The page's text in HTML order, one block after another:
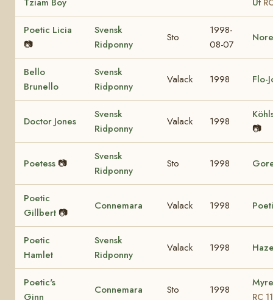
Poetic Licia
📷
Svensk
Ridponny
Sto
1998-
08-07
Bello
Brunello
Svensk
Ridponny
Valack 1998 Flo-
Doctor Jones
Svensk
Ridponny
Valack 1998
📷
Poetess 📷
Svensk
Ridponny
Sto 1998
Poetic
Gillbert 📷
Connemara Valack 1998
Poetic
Hamlet
Svensk
Ridponny
Valack 1998
Poetic's
Ginn
Connemara Sto 1998
RC